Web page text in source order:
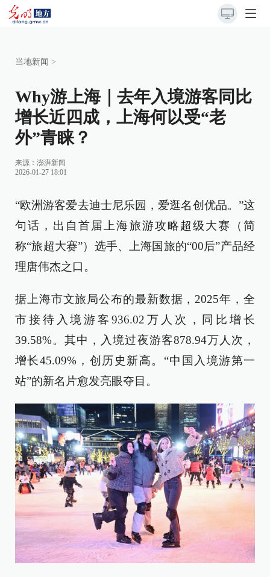
当地新闻 >
Why游上海｜去年入境游客同比
增长近四成，上海何以受“老
外”青睐？
来源： 澎湃新闻
2026-01-27 18:01
“欧洲游客爱去迪士尼乐园，爱逛名创优品。”这
句话，出自首届上海旅游攻略超级大赛（简
称“旅超大赛”）选手、上海国旅的“00后”产品经
理唐伟杰之口。
据上海市文旅局公布的最新数据，2025年，全
市接待入境游客936.02万人次，同比增长
39.58%。其中，入境过夜游客878.94万人次，
增长45.09%，创历史新高。“中国入境游第一
站”的新名片愈发亮眼夺目。